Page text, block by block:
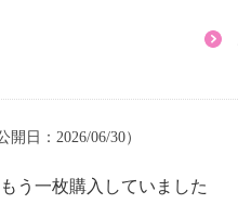
開日：2026/06/30）
一枚購入していました